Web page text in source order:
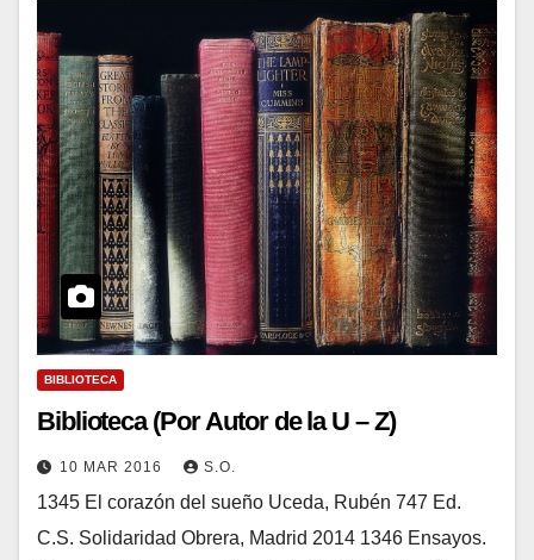
BIBLIOTECA
Biblioteca (Por Autor de la U – Z)
10 MAR 2016 S.O.
1345 El corazón del sueño Uceda, Rubén 747 Ed.
C.S. Solidaridad Obrera, Madrid 2014 1346 Ensayos.